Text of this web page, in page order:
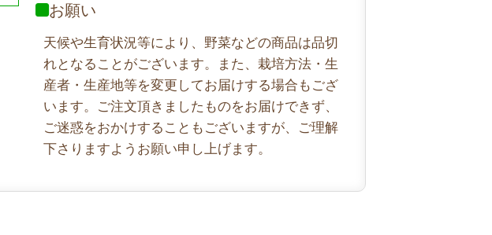
お願い
天候や生育状況等により、野菜などの商品は品切
れとなることがございます。また、栽培方法・生
産者・生産地等を変更してお届けする場合もござ
います。ご注文頂きましたものをお届けできず、
ご迷惑をおかけすることもございますが、ご理解
下さりますようお願い申し上げます。